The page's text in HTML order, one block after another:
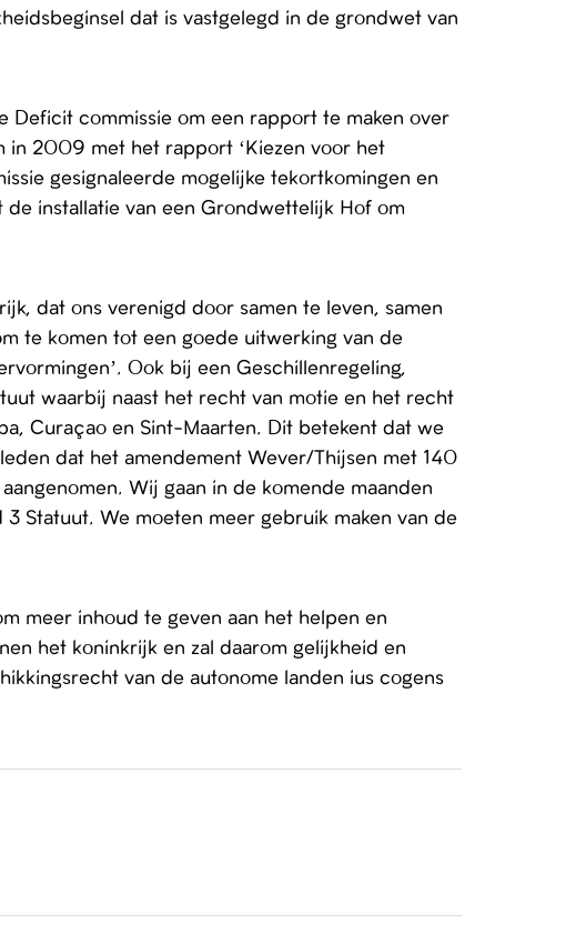
dat is vastgelegd in de grondwet van
Deficit commissie om een rapport te maken over
in 2009 met het rapport ‘Kiezen voor het
gesignaleerde mogelijke tekortkomingen en
installatie van een Grondwettelijk Hof om
dat ons verenigd door samen te leven, samen
te komen tot een goede uitwerking van de
Ook bij een Geschillenregeling,
waarbij naast het recht van motie en het recht
Curaçao en Sint-Maarten. Dit betekent dat we
dat het amendement Wever/Thijsen met 140
Wij gaan in de komende maanden
Statuut. We moeten meer gebruik maken van de
meer inhoud te geven aan het helpen en
het koninkrijk en zal daarom gelijkheid en
van de autonome landen ius cogens